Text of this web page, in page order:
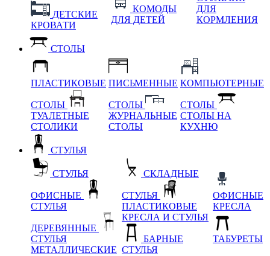
ДЕТСКИЕ
КРОВАТИ
КОМОДЫ
ДЛЯ ДЕТЕЙ
ДЛЯ
КОРМЛЕНИЯ
СТОЛЫ
ПЛАСТИКОВЫЕ
СТОЛЫ
ТУАЛЕТНЫЕ
СТОЛИКИ
ПИСЬМЕННЫЕ
СТОЛЫ
ЖУРНАЛЬНЫЕ
СТОЛЫ
КОМПЬЮТЕРНЫЕ
СТОЛЫ
СТОЛЫ НА
КУХНЮ
СТУЛЬЯ
СТУЛЬЯ
ОФИСНЫЕ
СТУЛЬЯ
ДЕРЕВЯННЫЕ
СТУЛЬЯ
МЕТАЛЛИЧЕСКИЕ
СКЛАДНЫЕ
СТУЛЬЯ
ПЛАСТИКОВЫЕ
КРЕСЛА И СТУЛЬЯ
БАРНЫЕ
СТУЛЬЯ
ОФИСНЫЕ
КРЕСЛА
ТАБУРЕТЫ